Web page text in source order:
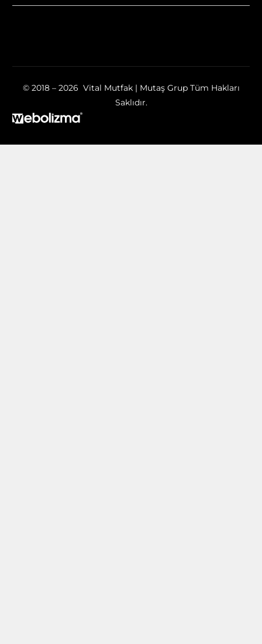
© 2018 – 2026 Vital Mutfak | Mutaş Grup Tüm Hakları
Saklıdır.